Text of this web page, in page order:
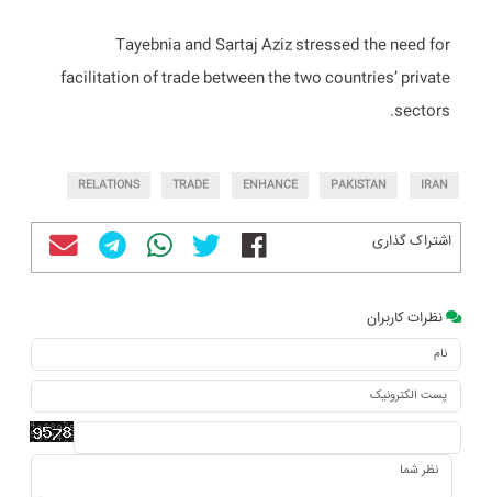
Tayebnia and Sartaj Aziz stressed the need for
facilitation of trade between the two countries’ private
sectors.
IRAN
PAKISTAN
ENHANCE
TRADE
RELATIONS
اشتراک گذاری
نظرات کاربران